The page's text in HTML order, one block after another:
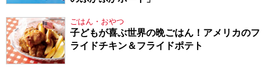
ごはん・おやつ
子どもが喜ぶ世界の晩ごはん！アメリカのフ
ライドチキン＆フライドポテト